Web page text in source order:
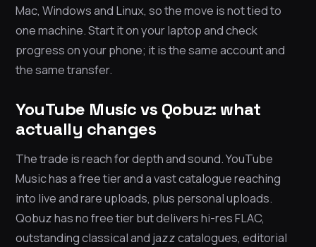
Mac, Windows and Linux, so the move is not tied to
one machine. Start it on your laptop and check
progress on your phone; it is the same account and
the same transfer.
YouTube Music vs Qobuz: what
actually changes
The trade is reach for depth and sound. YouTube
Music has a free tier and a vast catalogue reaching
into live and rare uploads, plus personal uploads.
Qobuz has no free tier but delivers hi-res FLAC,
outstanding classical and jazz catalogues, editorial